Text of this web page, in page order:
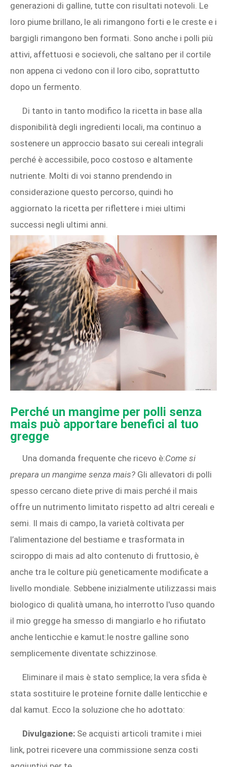
generazioni di galline, tutte con risultati notevoli. Le
loro piume brillano, le ali rimangono forti e le creste e i
bargigli rimangono ben formati. Sono anche i polli più
attivi, affettuosi e socievoli, che saltano per il cortile
non appena ci vedono con il loro cibo, soprattutto
dopo un fermento.
Di tanto in tanto modifico la ricetta in base alla
disponibilità degli ingredienti locali, ma continuo a
sostenere un approccio basato sui cereali integrali
perché è accessibile, poco costoso e altamente
nutriente. Molti di voi stanno prendendo in
considerazione questo percorso, quindi ho
aggiornato la ricetta per riflettere i miei ultimi
successi negli ultimi anni.
Perché un mangime per polli senza
mais può apportare benefici al tuo
gregge
Una domanda frequente che ricevo è:Come si
prepara un mangime senza mais? Gli allevatori di polli
spesso cercano diete prive di mais perché il mais
offre un nutrimento limitato rispetto ad altri cereali e
semi. Il mais di campo, la varietà coltivata per
l’alimentazione del bestiame e trasformata in
sciroppo di mais ad alto contenuto di fruttosio, è
anche tra le colture più geneticamente modificate a
livello mondiale. Sebbene inizialmente utilizzassi mais
biologico di qualità umana, ho interrotto l'uso quando
il mio gregge ha smesso di mangiarlo e ho rifiutato
anche lenticchie e kamut:le nostre galline sono
semplicemente diventate schizzinose.
Eliminare il mais è stato semplice; la vera sfida è
stata sostituire le proteine ​​fornite dalle lenticchie e
dal kamut. Ecco la soluzione che ho adottato:
Divulgazione: Se acquisti articoli tramite i miei
link, potrei ricevere una commissione senza costi